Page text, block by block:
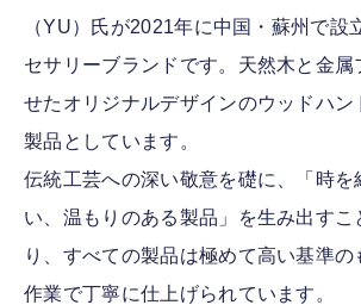
（YU）氏が2021年に中国・蘇州で設
セサリーブランドです。天然木と金属
せたオリジナルデザインのウッドハン
製品としています。
伝統工芸への深い敬意を礎に、「時を
い、温もりのある製品」を生み出すこ
り、すべての製品は極めて高い基準
作業で丁寧に仕上げられています。